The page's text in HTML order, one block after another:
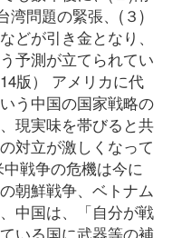
湾問題の緊張、(３)
どが引き金となり、
予測が立てられてい
版） アメリカに代
う中国の国家戦略の
現実味を帯びると共
対立が激しくなって
戦争の危機は今に
朝鮮戦争、ベトナム
中国は、「自分が戦
いる国に武器等の補